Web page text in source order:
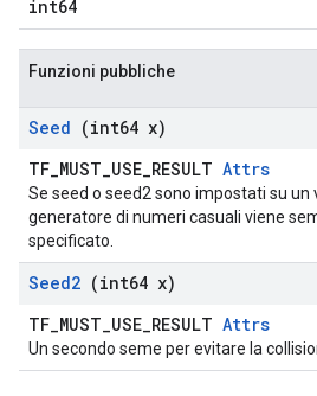
int64
Funzioni pubbliche
Seed (int64 x)
TF_MUST_USE_RESULT Attrs
Se seed o seed2 sono impostati su un
generatore di numeri casuali viene
specificato.
Seed2 (int64 x)
TF_MUST_USE_RESULT Attrs
Un secondo seme per evitare la